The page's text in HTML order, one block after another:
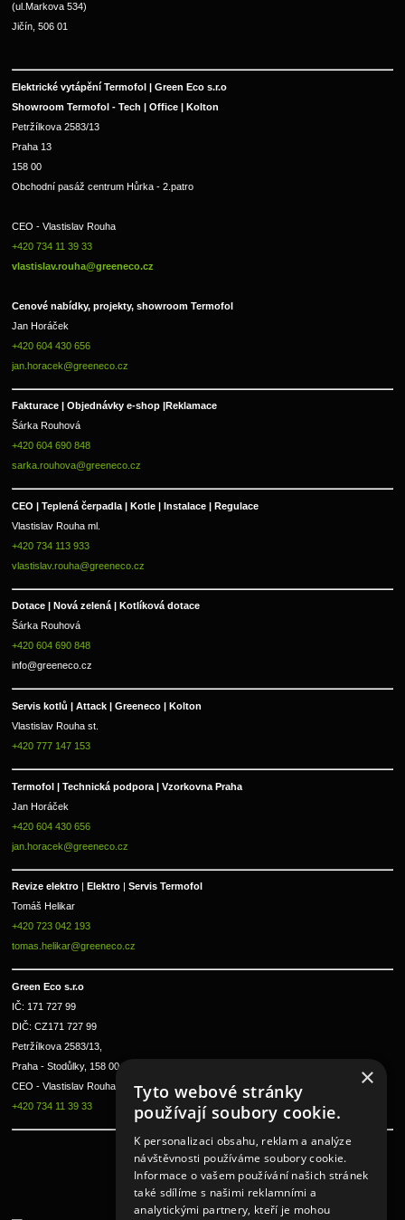
(ul.Markova 534)
Jičín, 506 01
Elektrické vytápění Termofol | Green Eco s.r.o
Showroom Termofol - Tech | Office | Kolton
Petržílkova 2583/13
Praha 13
158 00
Obchodní pasáž centrum Hůrka - 2.patro
CEO - Vlastislav Rouha
+420 734 11 39 33
vlastislav.rouha@greeneco.cz
Cenové nabídky, projekty, showroom Termofol
Jan Horáček
+420 604 430 656
jan.horacek@greeneco.cz
Fakturace | Objednávky e-shop |
Reklamace
Šárka Rouhová
+420 604 690 848
sarka.rouhova@greeneco.cz
CEO | Teplená čerpadla | Kotle | Instalace | Regulace
Vlastislav Rouha ml.
+420 734 113 933
vlastislav.rouha@greeneco.cz
Dotace | Nová zelená | Kotlíková dotace
Šárka Rouhová
+420 604 690 848
info@greeneco.cz
Servis kotlů | Attack | Greeneco | Kolton
Vlastislav Rouha st.
+420 777 147 153
Termofol | Technická podpora | Vzorkovna Praha
Jan Horáček
+420 604 430 656
jan.horacek@greeneco.cz
Revize elektro | Elektro | Servis Termofol
Tomáš Helikar
+420 723 042 193
tomas.helikar@greeneco.cz
Green Eco s.r.o
IČ: 171 727 99
DIČ: CZ171 727 99
Petržílkova 2583/13,
Praha - Stodůlky, 158 00
CEO - Vlastislav Rouha ml.
+420 734 11 39 33
×
Tyto webové stránky
používají soubory cookie.
K personalizaci obsahu, reklam a analýze
návštěvnosti používáme soubory cookie.
Informace o vašem používání našich stránek
také sdílíme s našimi reklamními a
analytickými partnery, kteří je mohou